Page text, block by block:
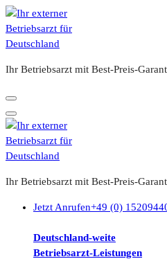
Zum
Inhalt
springen
Ihr Betriebsarzt mit Best-Preis-
Ihr Betriebsarzt mit Best-Preis-
Jetzt Anrufen+49 (0)
Deutschland-weite
Betriebsarzt-Leistungen